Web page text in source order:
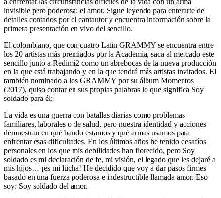
a enfrentar las circunstancias difíciles de la vida con un arma
invisible pero poderosa: el amor. Sigue leyendo para enterarte de
detalles contados por el cantautor y encuentra información sobre la
primera presentación en vivo del sencillo.
El colombiano, que con cuatro Latin GRAMMY se encuentra entre
los 20 artistas más premiados por la Academia, saca al mercado este
sencillo junto a Redimi2 como un abrebocas de la nueva producción
en la que está trabajando y en la que tendrá más artistas invitados. El
también nominado a los GRAMMY por su álbum Momentos
(2017), quiso contar en sus propias palabras lo que significa Soy
soldado para él:
La vida es una guerra con batallas diarias como problemas
familiares, laborales o de salud, pero nuestra identidad y acciones
demuestran en qué bando estamos y qué armas usamos para
enfrentar esas dificultades. En los últimos años he tenido desafíos
personales en los que mis debilidades han florecido, pero Soy
soldado es mi declaración de fe, mi visión, el legado que les dejaré a
mis hijos… ¡es mi lucha! He decidido que voy a dar pasos firmes
basado en una fuerza poderosa e indestructible llamada amor. Eso
soy: Soy soldado del amor.